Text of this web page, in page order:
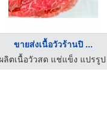
ขายส่งเนื้อวัวร้านปิ ...